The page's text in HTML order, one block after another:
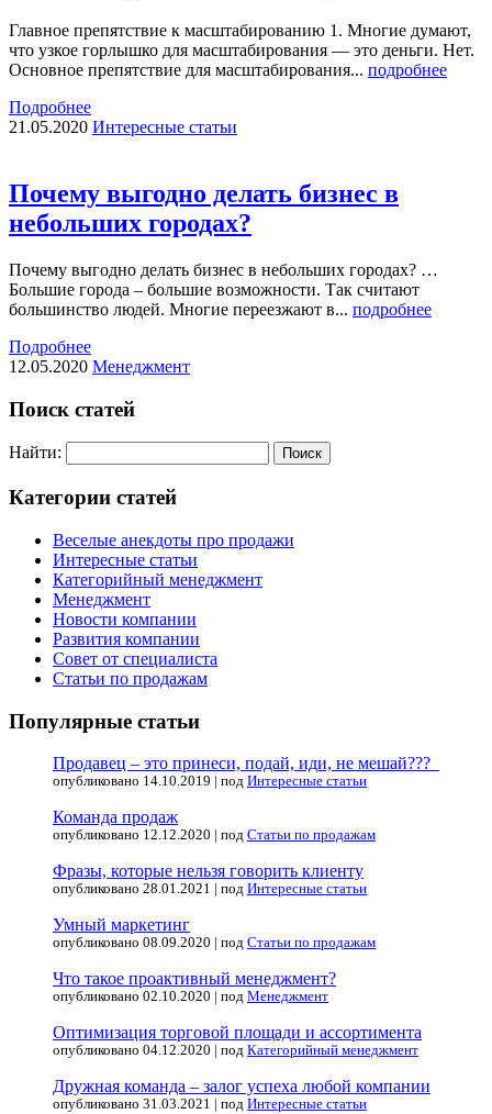
Главное препятствие к масштабированию 1. Многие думают,
что узкое горлышко для масштабирования — это деньги. Нет.
Основное препятствие для масштабирования... подробнее
Подробнее
21.05.2020 Интересные статьи
Почему выгодно делать бизнес в
небольших городах?
Почему выгодно делать бизнес в небольших городах? …
Большие города – большие возможности. Так считают
большинство людей. Многие переезжают в... подробнее
Подробнее
12.05.2020 Менеджмент
Поиск статей
Найти:
Категории статей
Веселые анекдоты про продажи
Интересные статьи
Категорийный менеджмент
Менеджмент
Новости компании
Развития компании
Совет от специалиста
Статьи по продажам
Популярные статьи
Продавец – это принеси, подай, иди, не мешай???
опубликовано 14.10.2019 под Интересные статьи
Команда продаж
опубликовано 12.12.2020 под Статьи по продажам
Фразы, которые нельзя говорить клиенту
опубликовано 28.01.2021 под Интересные статьи
Умный маркетинг
опубликовано 08.09.2020 под Статьи по продажам
Что такое проактивный менеджмент?
опубликовано 02.10.2020 под Менеджмент
Оптимизация торговой площади и ассортимента
опубликовано 04.12.2020 под Категорийный менеджмент
Дружная команда – залог успеха любой компании
опубликовано 31.03.2021 под Интересные статьи